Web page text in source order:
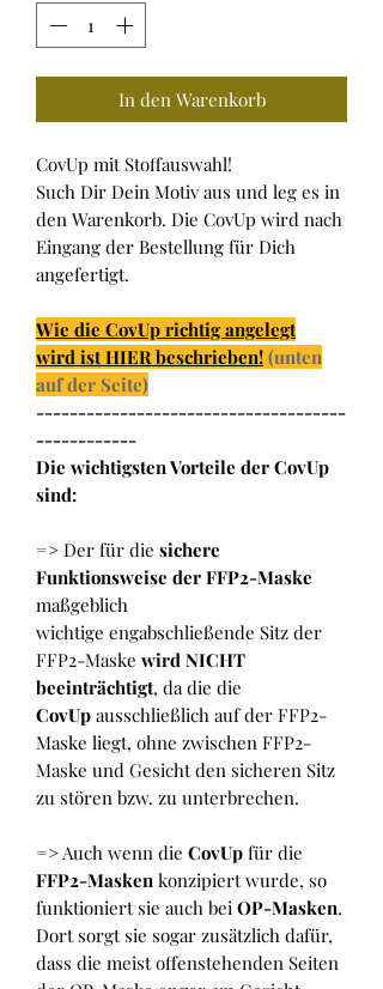
In den Warenkorb
CovUp mit Stoffauswahl!
Such Dir Dein Motiv aus und leg es in
den Warenkorb. Die CovUp wird nach
Eingang der Bestellung für Dich
angefertigt.
Wie die CovUp richtig angelegt
wird ist HIER beschrieben! (unten
auf der Seite)
-------------------------------------
------------
Die wichtigsten Vorteile der CovUp
sind:
=> Der für die sichere
Funktionsweise der FFP2-Maske
maßgeblich
wichtige engabschließende Sitz der
FFP2-Maske wird NICHT
beeinträchtigt, da die die
CovUp ausschließlich auf der FFP2-
Maske liegt, ohne zwischen FFP2-
Maske und Gesicht den sicheren Sitz
zu stören bzw. zu unterbrechen.
=> Auch wenn die CovUp für die
FFP2-Masken konzipiert wurde, so
funktioniert sie auch bei OP-Masken.
Dort sorgt sie sogar zusätzlich dafür,
dass die meist offenstehenden Seiten